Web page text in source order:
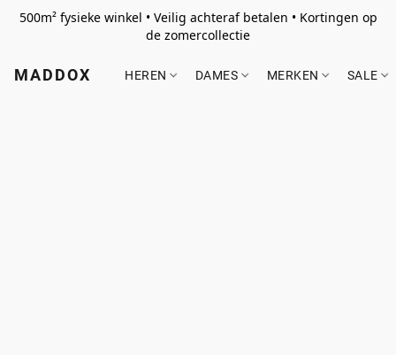
500m² fysieke winkel • Veilig achteraf betalen • Kortingen op
de zomercollectie
MADDOX HEREN DAMES MERKEN SALE